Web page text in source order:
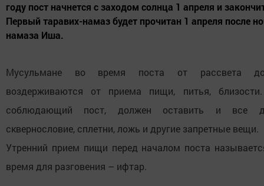
году пост начнется с заходом солнца 1 апреля и
Первый таравих-намаз будет прочитан 1 апреля после
намаза Иша.
Мусульмане во время поста от рассвета
воздерживаются от приема пищи, питья, близости.
соблюдающий пост, должен оставить и все
сквернословие, сплетни, ложь и другие запретные вещи.
Утренний прием пищи перед началом поста
время для разговения – ифтар.